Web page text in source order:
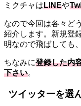
ミクチャはLINEや
なので今回は各々ど
紹介します。新規登
明なので飛ばしても
ちなみに登録した内
下さい。
ツイッターを選